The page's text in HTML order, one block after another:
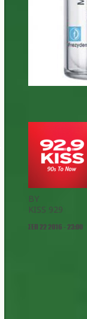
BY
KISS 929
ΣΕΠ 22 2016 - 23:00